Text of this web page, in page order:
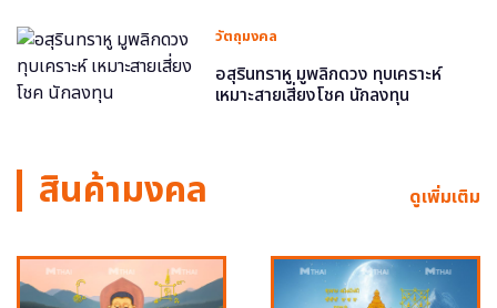
วัตถุมงคล
อสุรินทราหู มูพลิกดวง ทุบเคราะห์
เหมาะสายเสี่ยงโชค นักลงทุน
สินค้ามงคล ดูเพิ่มเติม